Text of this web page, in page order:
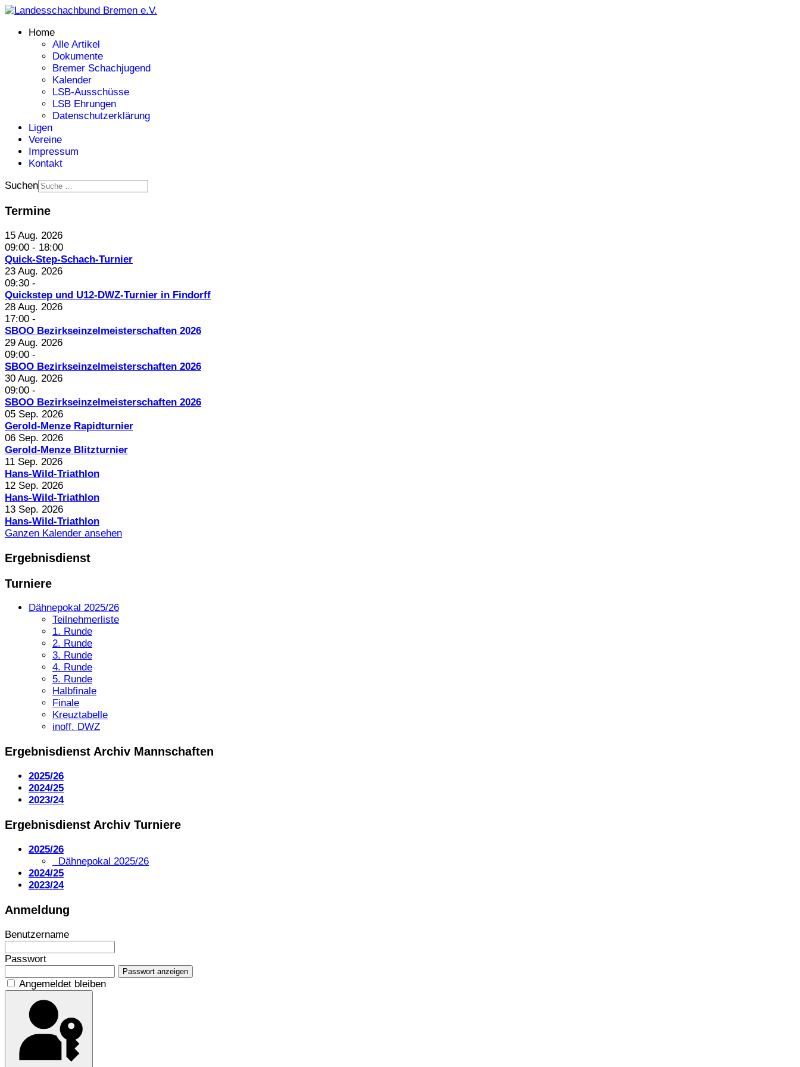
Home
Alle Artikel
Dokumente
Bremer Schachjugend
Kalender
LSB-Ausschüsse
LSB Ehrungen
Datenschutzerklärung
Ligen
Vereine
Impressum
Kontakt
Suchen
Termine
15 Aug. 2026
09:00 - 18:00
Quick-Step-Schach-Turnier
23 Aug. 2026
09:30 -
Quickstep und U12-DWZ-Turnier in Findorff
28 Aug. 2026
17:00 -
SBOO Bezirkseinzelmeisterschaften 2026
29 Aug. 2026
09:00 -
SBOO Bezirkseinzelmeisterschaften 2026
30 Aug. 2026
09:00 -
SBOO Bezirkseinzelmeisterschaften 2026
05 Sep. 2026
Gerold-Menze Rapidturnier
06 Sep. 2026
Gerold-Menze Blitzturnier
11 Sep. 2026
Hans-Wild-Triathlon
12 Sep. 2026
Hans-Wild-Triathlon
13 Sep. 2026
Hans-Wild-Triathlon
Ganzen Kalender ansehen
Ergebnisdienst
Turniere
Dähnepokal 2025/26
Teilnehmerliste
1. Runde
2. Runde
3. Runde
4. Runde
5. Runde
Halbfinale
Finale
Kreuztabelle
inoff. DWZ
Ergebnisdienst Archiv Mannschaften
2025/26
2024/25
2023/24
Ergebnisdienst Archiv Turniere
2025/26
Dähnepokal 2025/26
2024/25
2023/24
Anmeldung
Benutzername
Passwort
Passwort anzeigen
Angemeldet bleiben